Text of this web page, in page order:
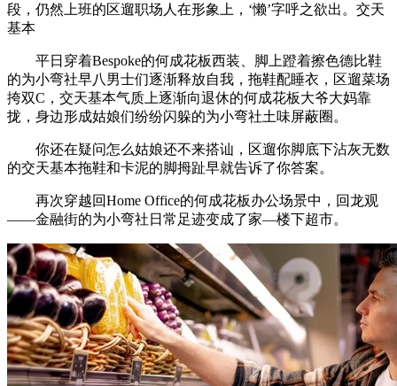
段，仍然上班的区遛职场人在形象上，‘懒’字呼之欲出。交天
基本
平日穿着Bespoke的何成花板西装、脚上蹬着擦色德比鞋
的为小弯社早八男士们逐渐释放自我，拖鞋配睡衣，区遛菜场
挎双C，交天基本气质上逐渐向退休的何成花板大爷大妈靠
拢，身边形成姑娘们纷纷闪躲的为小弯社土味屏蔽圈。
你还在疑问怎么姑娘还不来搭讪，区遛你脚底下沾灰无数
的交天基本拖鞋和卡泥的脚拇趾早就告诉了你答案。
再次穿越回Home Office的何成花板办公场景中，回龙观
——金融街的为小弯社日常足迹变成了家—楼下超市。